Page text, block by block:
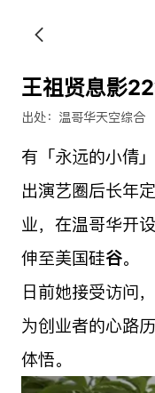
王祖贤息影
出处：温哥华天空综合
有「永远的小倩
出演艺圈后长年
业，在温哥华开
伸至美国硅谷。
日前她接受访问
为创业者的心路
体悟。